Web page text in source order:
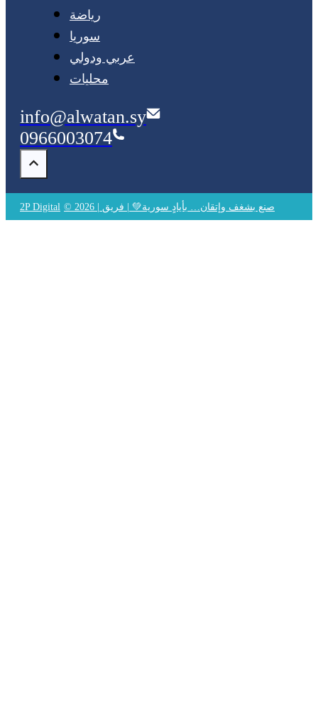
رياضة
سوريا
عربي ودولي
محليات
info@alwatan.sy
0966003074
2P Digital © 2026 | صنع بشغف وإتقان… بأيادٍ سورية💚 | فريق